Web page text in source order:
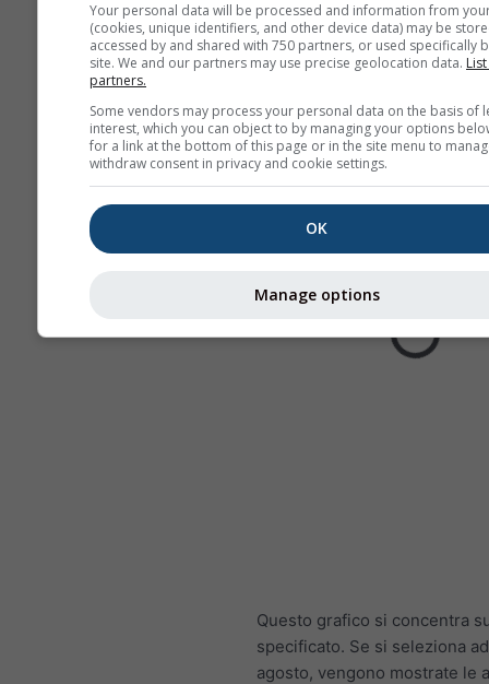
Jan Feb Mar
Jun
Sep Oct Nov
Questo grafico si concentra
specificato. Se si seleziona
agosto, vengono mostrate le
Your personal data will be processed and information from
(cookies, unique identifiers, and other device data) may be
accessed by and shared with 750 partners, or used specifically
site. We and our partners may use precise geolocation data.
partners.
Some vendors may process your personal data on the basis of
interest, which you can object to by managing your options
for a link at the bottom of this page or in the site menu to
withdraw consent in privacy and cookie settings.
OK
Manage options